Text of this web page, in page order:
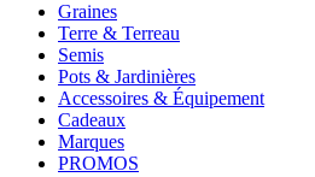
Graines
Terre & Terreau
Semis
Pots & Jardinières
Accessoires & Équipement
Cadeaux
Marques
PROMOS